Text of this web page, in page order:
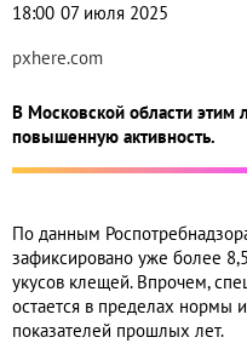
18:00 07 июля 2025
pxhere.com
В Московской области
повышенную активность.
По данным
зафиксировано уже более
укусов клещей. Впрочем,
остается в пределах нормы
показателей прошлых лет.